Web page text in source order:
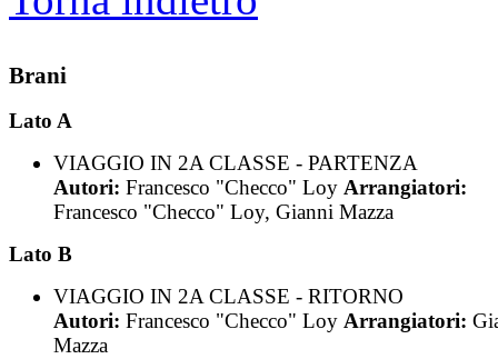
Brani
Lato A
VIAGGIO IN 2A CLASSE - PARTENZA
Autori: Francesco "Checco" Loy Arrangiatori:
Francesco "Checco" Loy, Gianni Mazza
Lato B
VIAGGIO IN 2A CLASSE - RITORNO
Autori: Francesco "Checco" Loy Arrangiatori:
Mazza